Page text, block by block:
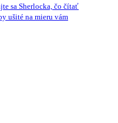
sa Sherlocka, čo čítať
ušité na mieru vám